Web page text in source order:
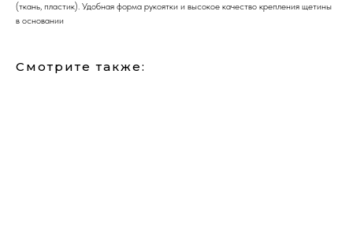
(ткань, пластик). Удобная форма рукоятки и высокое качество крепления щетины
в основании
Смотрите также: